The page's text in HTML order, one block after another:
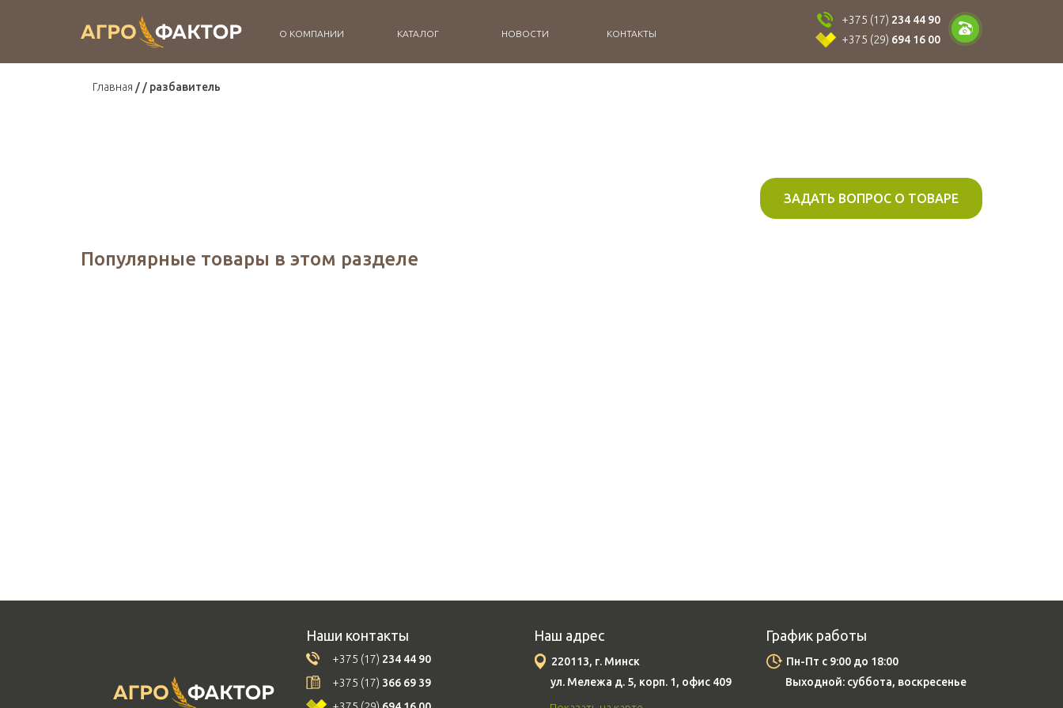
О КОМПАНИИ КАТАЛОГ НОВОСТИ КОНТАКТЫ
+375 (17) 234 44 90
+375 (29) 694 16 00
Главная разбавитель
ЗАДАТЬ ВОПРОС О ТОВАРЕ
Популярные товары в этом разделе
Наши контакты
+375 (17) 234 44 90
+375 (17) 366 69 39
Наш адрес
220113, г. Минск
ул. Мележа д. 5, корп. 1, офис 409
График работы
Пн-Пт с 9:00 до 18:00
Выходной: суббота, воскресенье